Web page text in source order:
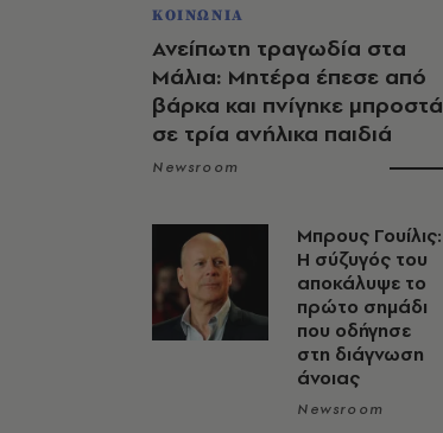
ΚΟΙΝΩΝΙΑ
Ανείπωτη τραγωδία στα
Μάλια: Μητέρα έπεσε από
βάρκα και πνίγηκε μπροστά
σε τρία ανήλικα παιδιά
Newsroom
Μπρους Γουίλις:
Η σύζυγός του
αποκάλυψε το
πρώτο σημάδι
που οδήγησε
στη διάγνωση
άνοιας
Newsroom